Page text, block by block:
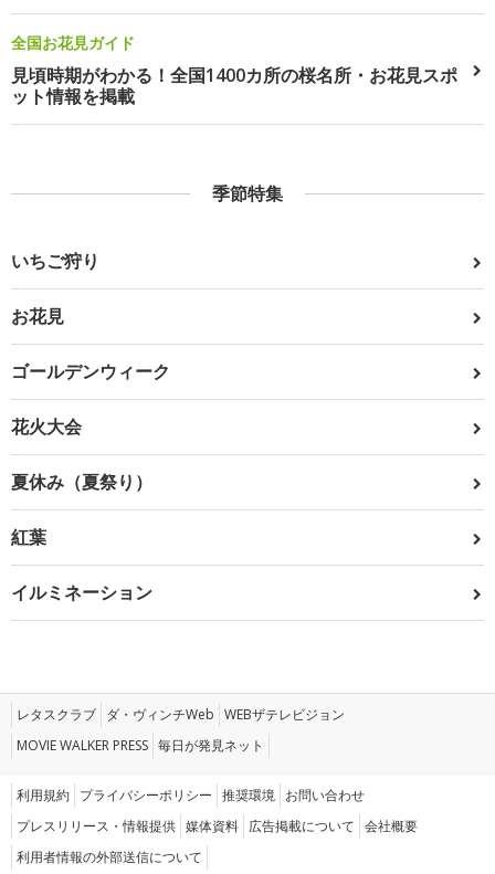
全国お花見ガイド
見頃時期がわかる！全国1400カ所の桜名所・お花見スポ
ット情報を掲載
季節特集
いちご狩り
お花見
ゴールデンウィーク
花火大会
夏休み（夏祭り）
紅葉
イルミネーション
レタスクラブ ダ・ヴィンチWeb WEBザテレビジョン
MOVIE WALKER PRESS 毎日が発見ネット
利用規約 プライバシーポリシー 推奨環境 お問い合わせ
プレスリリース・情報提供 媒体資料 広告掲載について 会社概要
利用者情報の外部送信について